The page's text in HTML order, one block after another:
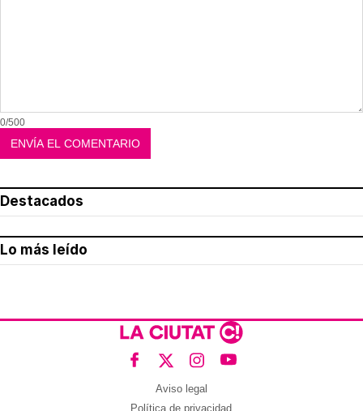
0/500
Destacados
Lo más leído
Aviso legal
Política de privacidad